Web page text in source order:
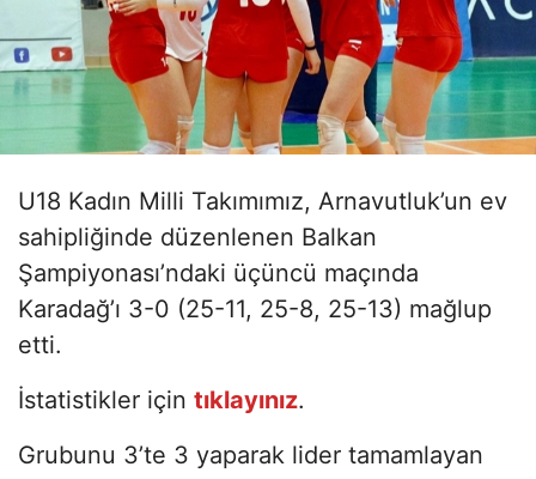
U18 Kadın Milli Takımımız, Arnavutluk’un ev
sahipliğinde düzenlenen Balkan
Şampiyonası’ndaki üçüncü maçında
Karadağ’ı 3-0 (25-11, 25-8, 25-13) mağlup
etti.
İstatistikler için tıklayınız.
Grubunu 3’te 3 yaparak lider tamamlayan